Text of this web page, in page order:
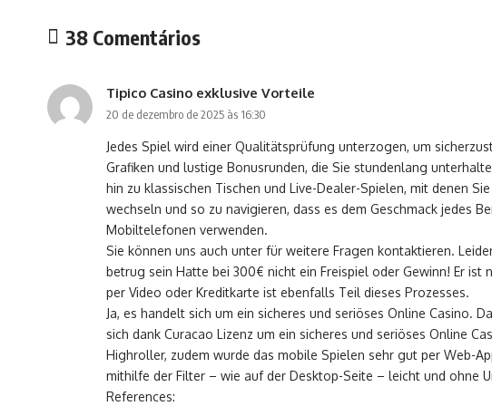
38 Comentários
Tipico Casino exklusive Vorteile
20 de dezembro de 2025 às 16:30
Jedes Spiel wird einer Qualitätsprüfung unterzogen, um
Grafiken und lustige Bonusrunden, die Sie stundenlang
hin zu klassischen Tischen und Live-Dealer-Spielen, mit denen
wechseln und so zu navigieren, dass es dem Geschmack jedes
Mobiltelefonen verwenden.
Sie können uns auch unter für weitere Fragen kontaktieren.
betrug sein Hatte bei 300€ nicht ein Freispiel oder Gewinn! Er
per Video oder Kreditkarte ist ebenfalls Teil dieses Prozesses.
Ja, es handelt sich um ein sicheres und seriöses Online Casino.
sich dank Curacao Lizenz um ein sicheres und seriöses Online
Highroller, zudem wurde das mobile Spielen sehr gut per Web-
mithilfe der Filter – wie auf der Desktop-Seite – leicht und ohne
References: